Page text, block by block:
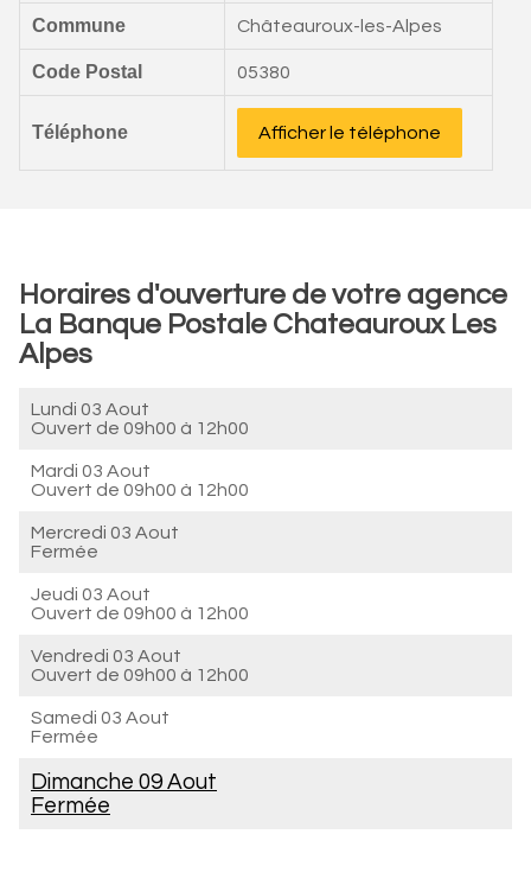
Commune Châteauroux-les-Alpes
Code Postal 05380
Téléphone Afficher le téléphone
Horaires d'ouverture de votre agence
La Banque Postale Chateauroux Les
Alpes
Lundi 03 Aout
Ouvert de 09h00 à 12h00
Mardi 03 Aout
Ouvert de 09h00 à 12h00
Mercredi 03 Aout
Fermée
Jeudi 03 Aout
Ouvert de 09h00 à 12h00
Vendredi 03 Aout
Ouvert de 09h00 à 12h00
Samedi 03 Aout
Fermée
Dimanche 09 Aout
Fermée